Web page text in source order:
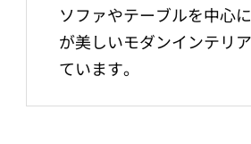
ソファやテーブルを中心
が美しいモダンインテリ
ています。